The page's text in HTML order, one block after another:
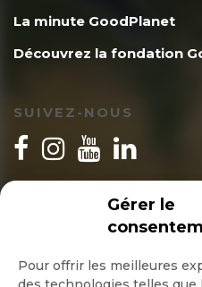
Gérer le
Pour offrir les meilleures
La minute GoodPlanet
Découvrez la fondation
SUIVEZ-NOUS
INSCRIPTION